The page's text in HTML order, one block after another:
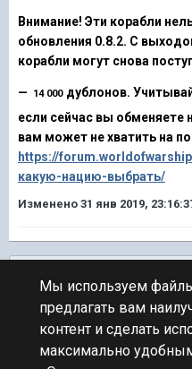
Внимание! Эти корабли
обновления 0.8.2. С
корабли могут снова
— 14 000 дублонов.
если сейчас вы обменяете
вам может не хватить на
https://
какую-нацию-выбрать/
Изменено 31 янв 2019,
ПЕРЕЙТИ К СПИСКУ ТЕМ
Блогеры
Мы используем
предлагать вам
контент и сделать
максимально